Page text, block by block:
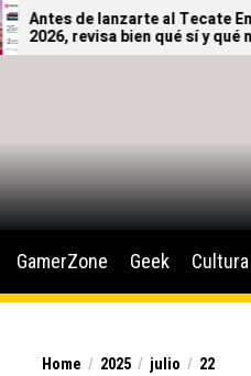
de lanzarte al Tecate Emblema
revisa bien qué sí y qué no
ingresar al festival.
GamerZone Geek Cultura
Home 2025 julio 22